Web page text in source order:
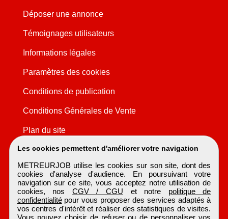
Les cookies permettent d'améliorer votre navigation
METREURJOB utilise les cookies sur son site, dont des
cookies d'analyse d'audience. En poursuivant votre
navigation sur ce site, vous acceptez notre utilisation de
cookies, nos CGV / CGU et notre politique de
confidentialitépour vous proposer des services adaptés à
vos centres d'intérêt et réaliser des statistiques de visites.
Vous pouvez choisir de refuser ou de personnaliser vos
Déposer une annonce
Témoignages utilisateurs
Informations légales
Paramètres des cookies
Conditions de publication
Conditions Générales de Vente
Plan du site